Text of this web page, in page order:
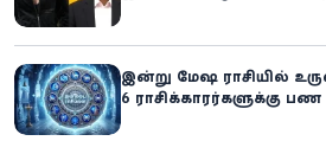
இன்று மேஷ ராசியில்
6 ராசிக்காரர்களுக்கு பண